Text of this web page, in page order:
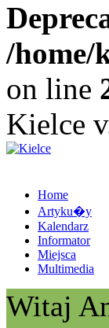
/home/
on line
Kielce
Home
Artyku�y
Kalendarz
Informator
Miejsca
Multimedia
Witaj